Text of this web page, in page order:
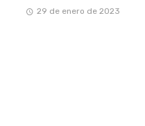
29 de enero de 2023